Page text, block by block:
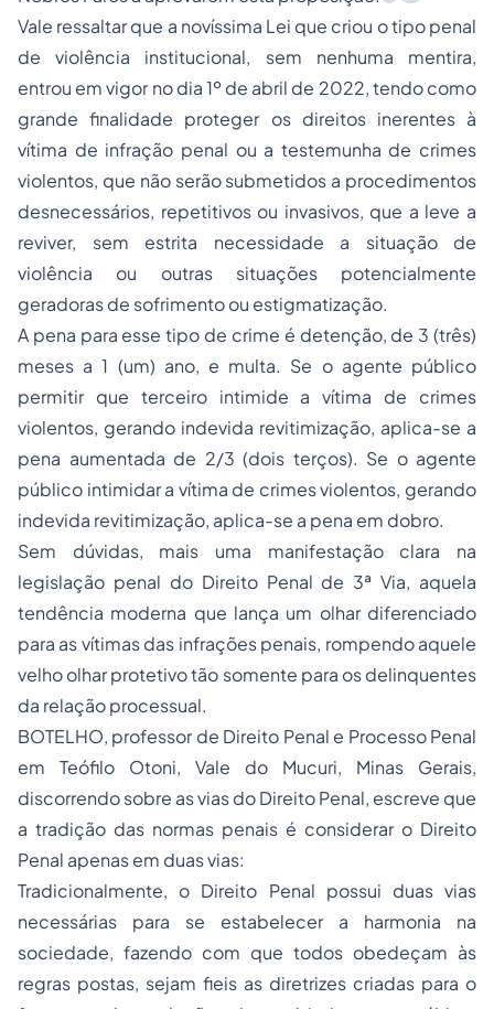
Vale ressaltar que a novíssima Lei que criou o tipo penal
de violência institucional, sem nenhuma mentira,
entrou em vigor no dia 1º de abril de 2022, tendo como
grande finalidade proteger os direitos inerentes à
vítima de infração penal ou a testemunha de crimes
violentos, que não serão submetidos a procedimentos
desnecessários, repetitivos ou invasivos, que a leve a
reviver, sem estrita necessidade a situação de
violência ou outras situações potencialmente
geradoras de sofrimento ou estigmatização.
A pena para esse tipo de crime é detenção, de 3 (três)
meses a 1 (um) ano, e multa. Se o agente público
permitir que terceiro intimide a vítima de crimes
violentos, gerando indevida revitimização, aplica-se a
pena aumentada de 2/3 (dois terços). Se o agente
público intimidar a vítima de crimes violentos, gerando
indevida revitimização, aplica-se a pena em dobro.
Sem dúvidas, mais uma manifestação clara na
legislação penal do Direito Penal de 3ª Via, aquela
tendência moderna que lança um olhar diferenciado
para as vítimas das infrações penais, rompendo aquele
velho olhar protetivo tão somente para os delinquentes
da relação processual.
BOTELHO, professor de Direito Penal e Processo Penal
em Teófilo Otoni, Vale do Mucuri, Minas Gerais,
discorrendo sobre as vias do Direito Penal, escreve que
a tradição das normas penais é considerar o Direito
Penal apenas em duas vias:
Tradicionalmente, o Direito Penal possui duas vias
necessárias para se estabelecer a harmonia na
sociedade, fazendo com que todos obedeçam às
regras postas, sejam fieis as diretrizes criadas para o